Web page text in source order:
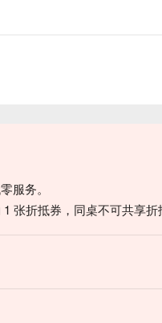
服务。
张折抵券，同桌不可共享折